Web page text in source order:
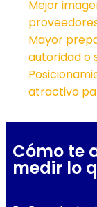
Mejor
Mayor
autoridad o
atractivo
Cómo te
medir lo